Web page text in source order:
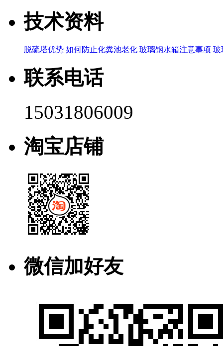
技术资料
脱硫塔优势 如何防止化粪池老化 玻璃钢水箱注意事项 玻
联系电话
15031806009
淘宝店铺
微信加好友